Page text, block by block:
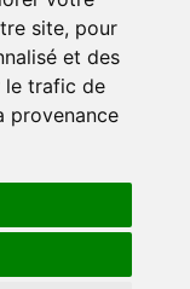
site, pour
et des
le trafic de
provenance